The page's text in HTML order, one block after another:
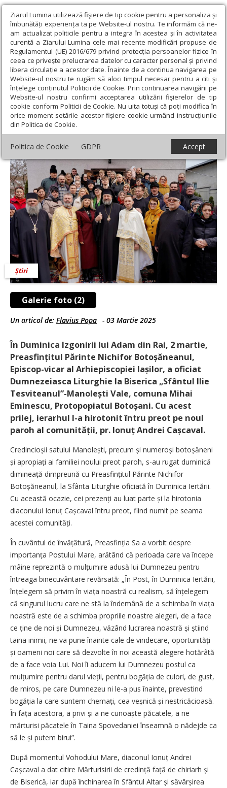
Ziarul Lumina utilizează fişiere de tip cookie pentru a personaliza și
îmbunătăți experiența ta pe Website-ul nostru. Te informăm că ne-
am actualizat politicile pentru a integra în acestea și în activitatea
curentă a Ziarului Lumina cele mai recente modificări propuse de
Regulamentul (UE) 2016/679 privind protecția persoanelor fizice în
ceea ce privește prelucrarea datelor cu caracter personal și privind
libera circulație a acestor date. Înainte de a continua navigarea pe
Website-ul nostru te rugăm să aloci timpul necesar pentru a citi și
înțelege conținutul Politicii de Cookie. Prin continuarea navigării pe
Website-ul nostru confirmi acceptarea utilizării fişierelor de tip
cookie conform Politicii de Cookie. Nu uita totuși că poți modifica în
orice moment setările acestor fişiere cookie urmând instrucțiunile
din Politica de Cookie.
Politica de Cookie GDPR Accept
Ziarul Lumina › Actualitate religioasă › Știri › Parohia
botoșăneană Manolești Vale are un nou preot paroh
Parohia botoșăneană Manolești Vale are
un nou preot paroh
Galerie foto (2)
Știri
Un articol de: Flavius Popa - 03 Martie 2025
În Duminica Izgonirii lui Adam din Rai, 2 martie,
Preasfințitul Părinte Nichifor Botoșăneanul,
Episcop-vicar al Arhiepiscopiei Iașilor, a oficiat
Dumnezeiasca Liturghie la Biserica „Sfântul Ilie
Tesviteanul”-Manolești Vale, comuna Mihai
Eminescu, Protopopiatul Botoșani. Cu acest
prilej, ierarhul l-a hirotonit întru preot pe noul
paroh al comunității, pr. Ionuț Andrei Cașcaval.
Credincioșii satului Manolești, precum și numeroși botoșăneni
și apropiați ai familiei noului preot paroh, s-au rugat duminică
dimi­neață dimpreună cu Preasfințitul Părinte Nichifor
Botoșăneanul, la Sfânta Liturghie oficiată în Duminica Iertării.
Cu această ocazie, cei prezenți au luat parte și la hirotonia
diaconului Ionuț Cașcaval întru preot, fiind numit pe seama
acestei comunități.
În cuvântul de învățătură, Preasfinția Sa a vorbit despre
importanța Postului Mare, arătând că perioada care va începe
mâine reprezintă o mulțumire adusă lui Dumnezeu pentru
întreaga binecuvântare revărsată: „În Post, în Duminica Iertării,
înțelegem să privim în viața noastră cu realism, să înțelegem
că singurul lucru care ne stă la îndemână de a schimba în viața
noastră este de a schimba propriile noastre alegeri, de a face
ce ține de noi și Dumnezeu, văzând lucrarea noastră și știind
taina inimii, ne va pune înainte cale de vindecare, opor­tunități
și oameni noi care să dezvolte în noi această alegere hotărâtă
de a face voia Lui. Noi îi aducem lui Dumnezeu postul ca
mulțumire pentru darul vieții, pentru bogăția de culori, de gust,
de miros, pe care Dumnezeu ni le-a pus înainte, prevestind
bogăția la care suntem chemați, cea veșnică și nestricăcioasă.
În fața acestora, a privi și a ne cunoaște păcatele, a ne
mărturisi păcatele în Taina Spovedaniei înseamnă o nădejde ca
să le și putem birui”.
După momentul Vohodului Mare, diaconul Ionuț Andrei
Cașcaval a dat citire Mărturisirii de credință față de chiriarh și
de Biserică, iar după închinarea în Sfântul Altar și săvârșirea